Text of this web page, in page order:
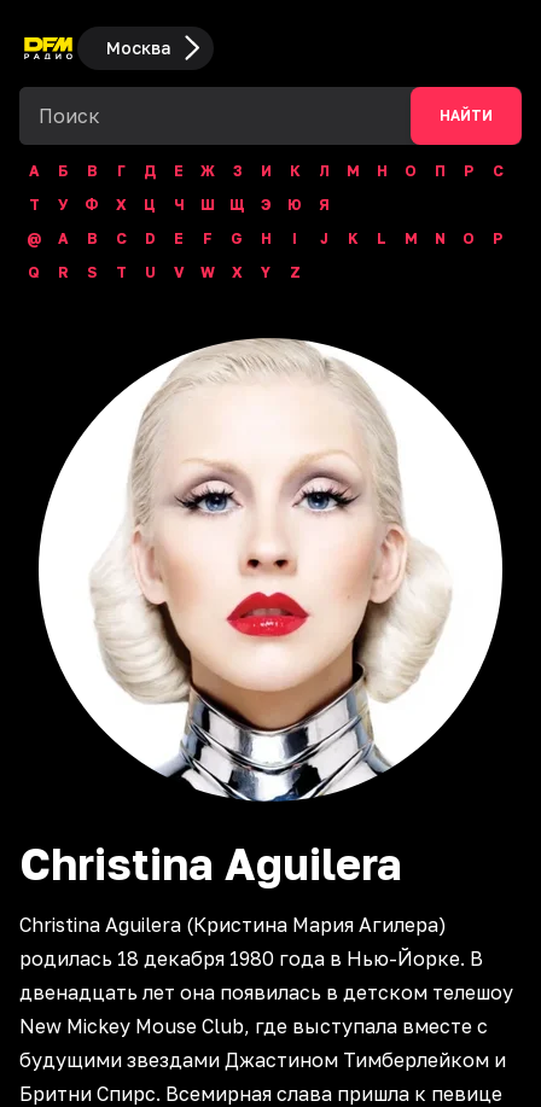
Москва
НАЙТИ
А Б В Г Д Е Ж З И К Л М Н О П Р
С
Т
У Ф Х Ц Ч Ш Щ Э Ю
Я
@
A B C D E F G H I J K L M N O
P
Q
R S T U V W X Y Z
Christina Aguilera
Christina Aguilera (Кристина Мария Агилера)
родилась 18 декабря 1980 года в Нью-Йорке. В
двенадцать лет она появилась в детском телешоу
New Mickey Mouse Club, где выступала вместе с
будущими звездами Джастином Тимберлейком и
Бритни Спирс. Всемирная слава пришла к певице